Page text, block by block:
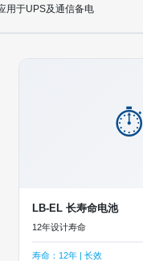
用于UPS及通信备电
⏱
LB-EL 长寿命电池
12年设计寿命
寿命：12年 | 长效